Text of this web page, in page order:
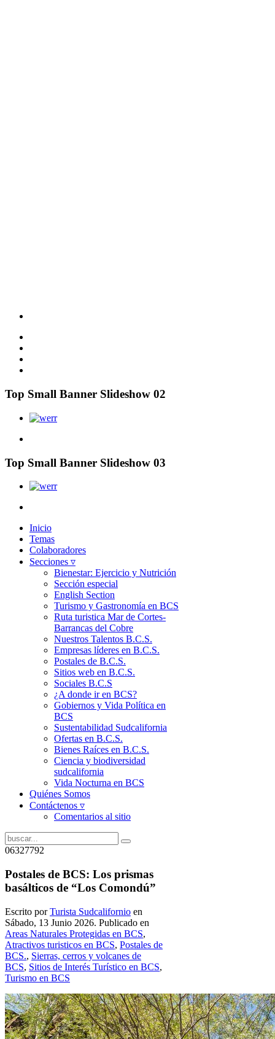
Top Small Banner Slideshow 02
Top Small Banner Slideshow 03
Inicio
Temas
Colaboradores
Secciones ▿
Bienestar: Ejercicio y Nutrición
Sección especial
English Section
Turismo y Gastronomía en BCS
Ruta turistica Mar de Cortes-
Barrancas del Cobre
Nuestros Talentos B.C.S.
Empresas líderes en B.C.S.
Postales de B.C.S.
Sitios web en B.C.S.
Sociales B.C.S
¿A donde ir en BCS?
Gobiernos y Vida Política en
BCS
Sustentabilidad Sudcalifornia
Ofertas en B.C.S.
Bienes Raíces en B.C.S.
Ciencia y biodiversidad
sudcalifornia
Vida Nocturna en BCS
Quiénes Somos
Contáctenos ▿
Comentarios al sitio
06327792
Postales de BCS: Los prismas
basálticos de “Los Comondú”
Escrito porTurista Sudcalifornio en
Sábado, 13 Junio 2026. Publicado en
Areas Naturales Protegidas en BCS,
Atractivos turisticos en BCS, Postales de
BCS., Sierras, cerros y volcanes de
BCS, Sitios de Interés Turístico en BCS,
Turismo en BCS